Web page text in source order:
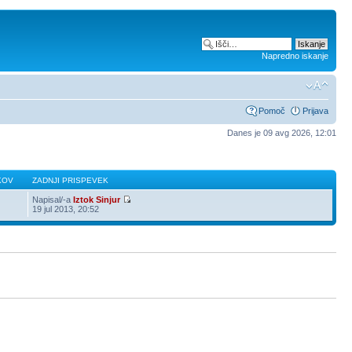
Napredno iskanje
Pomoč Prijava
Danes je 09 avg 2026, 12:01
ZADNJI PRISPEVEK
Napisal/-aIztok Sinjur
19 jul 2013, 20:52